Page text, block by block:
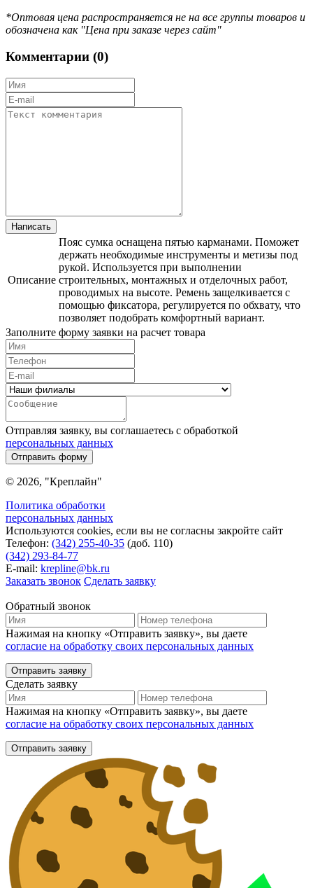
*Оптовая цена распространяется не на все группы товаров и
обозначена как "Цена при заказе через сайт"
Комментарии (0)
Описание
Пояс сумка оснащена пятью карманами. Поможет
держать необходимые инструменты и метизы под
рукой. Используется при выполнении
строительных, монтажных и отделочных работ,
проводимых на высоте. Ремень защелкивается с
помощью фиксатора, регулируется по обхвату, что
позволяет подобрать комфортный вариант.
Заполните форму заявки на расчет товара
Отправляя заявку, вы соглашаетесь с обработкой
персональных данных
Отправить форму
© 2026, "Креплайн"
Политика обработки
персональных данных
Используются cookies, если вы не согласны закройте сайт
Телефон: (342) 255-40-35 (доб. 110)
(342) 293-84-77
E-mail: krepline@bk.ru
Заказать звонок Сделать заявку
Обратный звонок
Нажимая на кнопку «Отправить заявку», вы даете
согласие на обработку своих персональных данных
Отправить заявку
Сделать заявку
Нажимая на кнопку «Отправить заявку», вы даете
согласие на обработку своих персональных данных
Отправить заявку